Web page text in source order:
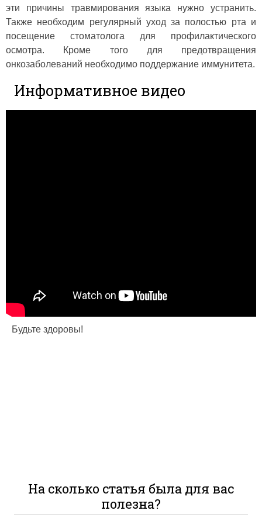
эти причины травмирования языка нужно устранить.
Также необходим регулярный уход за полостью рта и
посещение стоматолога для профилактического
осмотра. Кроме того для предотвращения
онкозаболеваний необходимо поддержание иммунитета.
Информативное видео
Будьте здоровы!
На сколько статья была для вас
полезна?